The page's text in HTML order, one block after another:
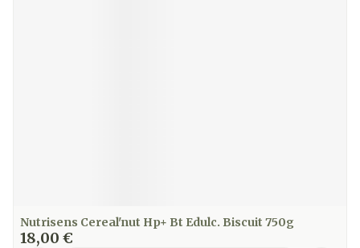
Nutrisens Cereal'nut Hp+ Bt Edulc. Biscuit 750g
18,00 €